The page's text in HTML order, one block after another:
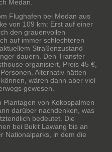
Medan.
Flughafen bei Medan aus
von 109 km: Erst auf einer
den grauenvollen
auf immer schlechteren
Straßenzustand
dauern. Den Transfer
organisiert, Preis 45 €,
Alternativ hätten
wären dann aber viel
gewesen.
von Kokospalmen
darüber nachdenken, was
bedeutet. Die
bei Bukit Lawang bis an
Nationalparks, in dem die